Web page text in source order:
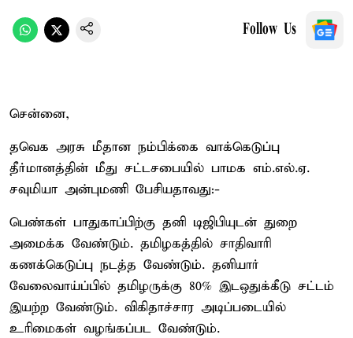
Follow Us
சென்னை,
தவெக அரசு மீதான நம்பிக்கை வாக்கெடுப்பு
தீர்மானத்தின் மீது சட்டசபையில் பாமக எம்.எல்.ஏ.
சவுமியா அன்புமணி பேசியதாவது:-
பெண்கள் பாதுகாப்பிற்கு தனி டிஜிபியுடன் துறை
அமைக்க வேண்டும். தமிழகத்தில் சாதிவாரி
கணக்கெடுப்பு நடத்த வேண்டும். தனியார்
வேலைவாய்ப்பில் தமிழருக்கு 80% இடஒதுக்கீடு சட்டம்
இயற்ற வேண்டும். விகிதாச்சார அடிப்படையில்
உரிமைகள் வழங்கப்பட வேண்டும்.